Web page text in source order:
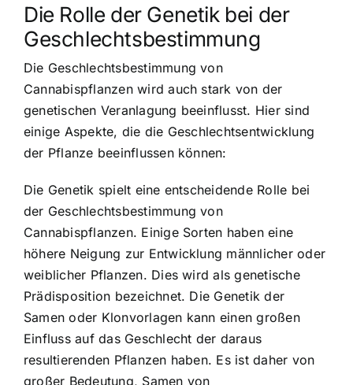
Die Rolle der Genetik bei der
Geschlechtsbestimmung
Die Geschlechtsbestimmung von
Cannabispflanzen wird auch stark von der
genetischen Veranlagung beeinflusst. Hier sind
einige Aspekte, die die Geschlechtsentwicklung
der Pflanze beeinflussen können:
Die Genetik spielt eine entscheidende Rolle bei
der Geschlechtsbestimmung von
Cannabispflanzen. Einige Sorten haben eine
höhere Neigung zur Entwicklung männlicher oder
weiblicher Pflanzen. Dies wird als genetische
Prädisposition bezeichnet. Die Genetik der
Samen oder Klonvorlagen kann einen großen
Einfluss auf das Geschlecht der daraus
resultierenden Pflanzen haben. Es ist daher von
großer Bedeutung, Samen von